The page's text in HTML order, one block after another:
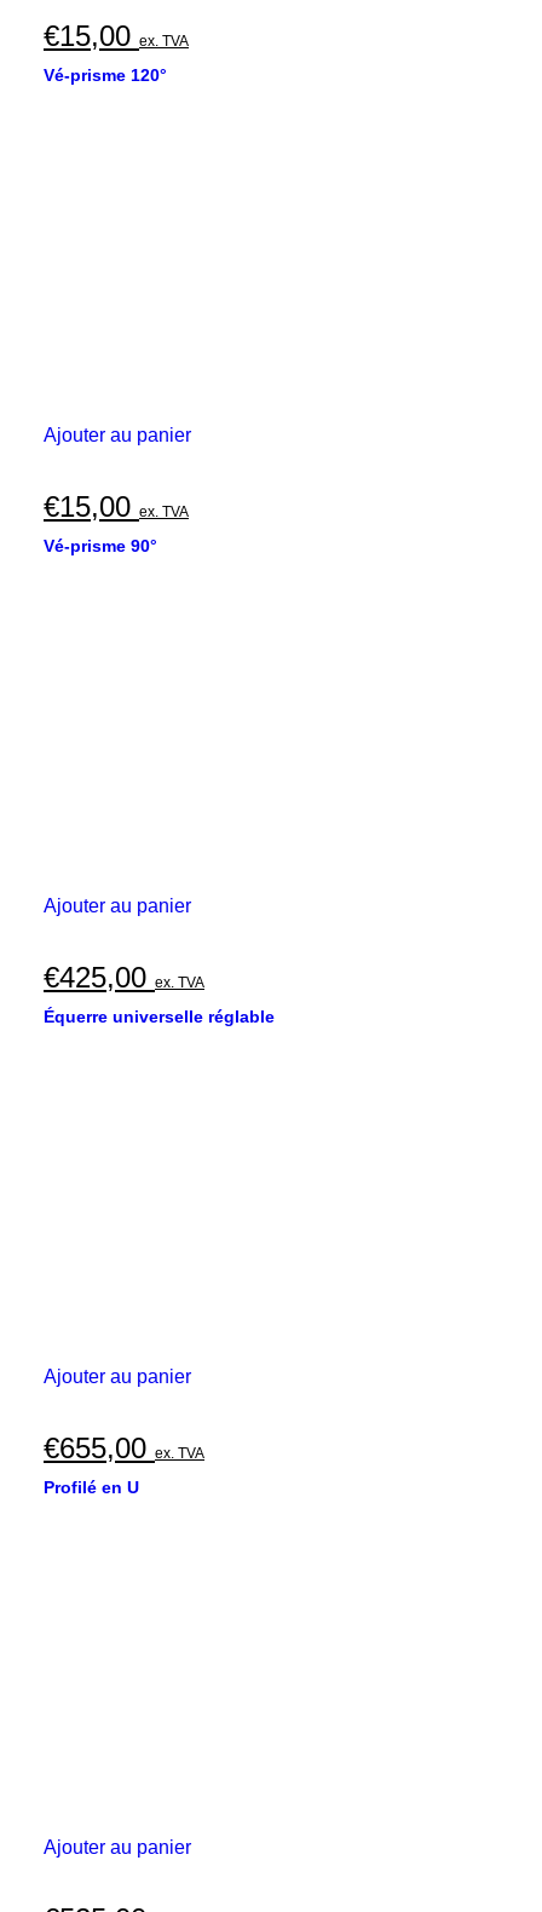
€15,00 ex. TVA
Vé-prisme 120°
Ajouter au panier
€15,00 ex. TVA
Vé-prisme 90°
Ajouter au panier
€425,00 ex. TVA
Équerre universelle réglable
Ajouter au panier
€655,00 ex. TVA
Profilé en U
Ajouter au panier